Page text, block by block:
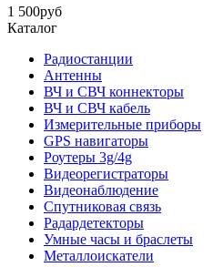
1 500руб
Каталог
Радиостанции
Антенны
ВЧ и СВЧ коннекторы
ВЧ и СВЧ кабель
Измерительные приборы
GPS навигаторы
Роутеры 3g/4g
Видеорегистраторы
Видеонаблюдение
Спутниковая связь
Радардетекторы
Умные часы и браслеты
Металлоискатели